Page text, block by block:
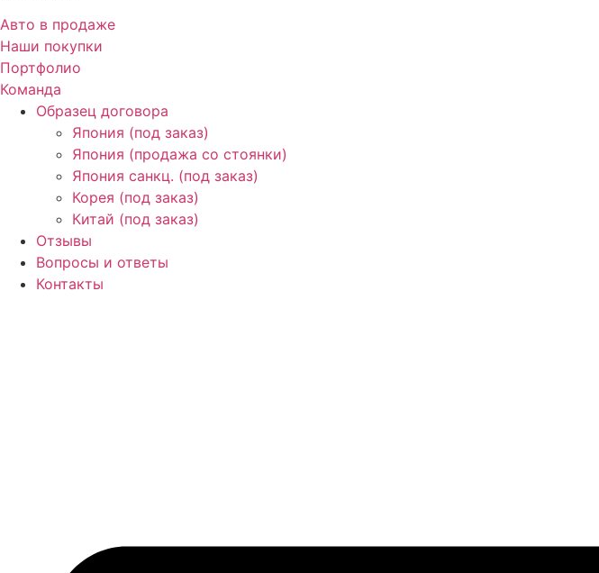
Авто в продаже
Наши покупки
Портфолио
Команда
Образец договора
Япония (под заказ)
Япония (продажа со стоянки)
Япония санкц. (под заказ)
Корея (под заказ)
Китай (под заказ)
Отзывы
Вопросы и ответы
Контакты